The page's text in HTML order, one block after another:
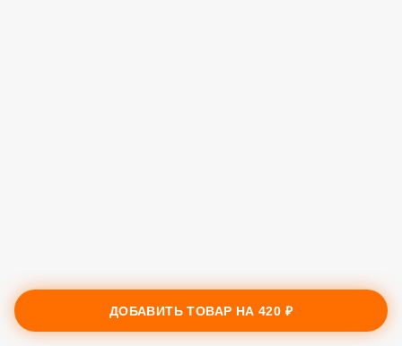
ДОБАВИТЬ ТОВАР НА420 ₽